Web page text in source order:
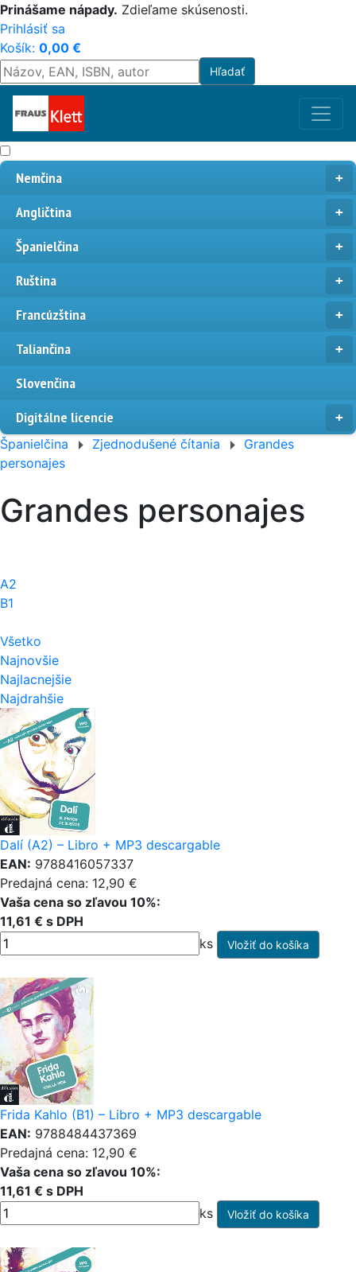
Prinášame nápady. Zdieľame skúsenosti.
Prihlásiť sa
Košík: 0,00 €
Nemčina
Angličtina
Španielčina
Ruština
Francúzština
Taliančina
Slovenčina
Digitálne licencie
Španielčina Zjednodušené čítania
Grandes
personajes
Grandes personajes
A2
B1
Všetko
Najnovšie
Najlacnejšie
Najdrahšie
Dalí (A2) – Libro + MP3 descargable
EAN: 9788416057337
Predajná cena: 12,90 €
Vaša cena so zľavou 10%:
11,61 € s DPH
ks
Frida Kahlo (B1) – Libro + MP3 descargable
EAN: 9788484437369
Predajná cena: 12,90 €
Vaša cena so zľavou 10%:
11,61 € s DPH
ks